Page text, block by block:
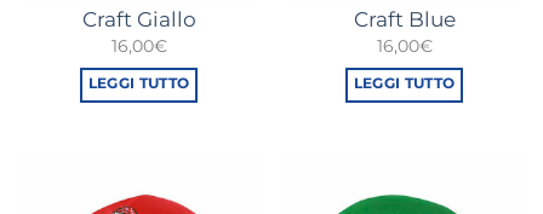
Craft Giallo
16,00€
LEGGI TUTTO
Craft Blue
16,00€
LEGGI TUTTO